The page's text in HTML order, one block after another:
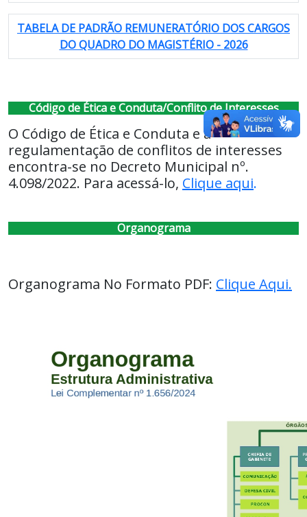
TABELA DE PADRÃO REMUNERATÓRIO DOS CARGOS
DO QUADRO DO MAGISTÉRIO - 2026
Código de Ética e Conduta/Conflito de Interesses
O Código de Ética e Conduta e a
regulamentação de conflitos de interesses
encontra-se no Decreto Municipal nº.
4.098/2022. Para acessá-lo, Clique aqui.
Organograma
Organograma No Formato PDF: Clique Aqui.